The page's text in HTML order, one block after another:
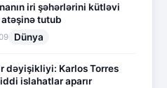
iri şəhərlərini kütləvi
tutub
Dünya
dəyişikliyi: Karlos Torres
islahatlar aparır